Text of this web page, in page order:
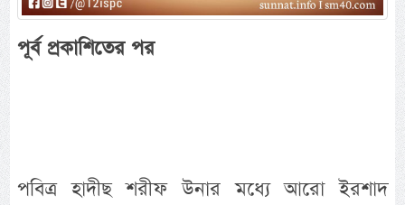
পূর্ব প্রকাশিতের পর
পবিত্র হাদীছ শরীফ উনার মধ্যে আরো ইরশাদ